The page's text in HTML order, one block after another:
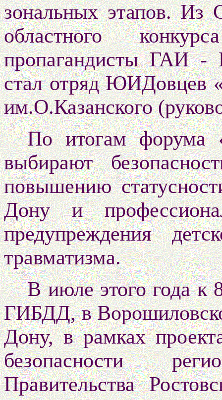
зональных этапов. Из
областного
пропагандисты
стал отряд
им.О.Казанского
По итогам форума
выбирают
повышению
Дону и
предупреждения
травматизма.
В июле этого года
ГИБДД, в
Дону, в рамках
безопасности
Правительства